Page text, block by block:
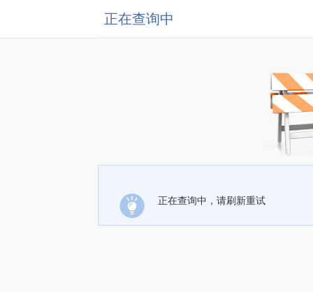
正在查询中
正在查询中，请刷新重试